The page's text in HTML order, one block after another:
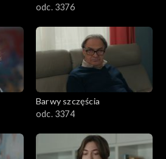
odc. 3376
Barwy szczęścia
odc. 3374